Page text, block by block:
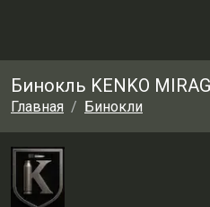
Бинокль KENKO
Главная Бинокли